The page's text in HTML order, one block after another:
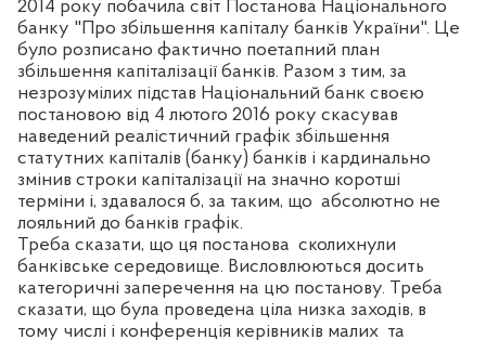
2014 року побачила світ Постанова Національного
банку "Про збільшення капіталу банків України". Це
було розписано фактично поетапний план
збільшення капіталізації банків. Разом з тим, за
незрозумілих підстав Національний банк своєю
постановою від 4 лютого 2016 року скасував
наведений реалістичний графік збільшення
статутних капіталів (банку) банків і кардинально
змінив строки капіталізації на значно коротші
терміни і, здавалося б, за таким, що абсолютно не
лояльний до банків графік.
Треба сказати, що ця постанова сколихнули
банківське середовище. Висловлюються досить
категоричні заперечення на цю постанову. Треба
сказати, що була проведена ціла низка заходів, в
тому числі і конференція керівників малих та